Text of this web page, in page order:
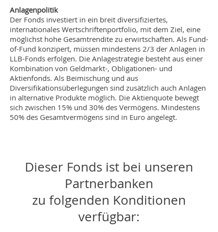
Anlagenpolitik
Der Fonds investiert in ein breit diversifiziertes,
internationales Wertschriftenportfolio, mit dem Ziel, eine
möglichst hohe Gesamtrendite zu erwirtschaften. Als Fund-
of-Fund konzipert, müssen mindestens 2/3 der Anlagen in
LLB-Fonds erfolgen. Die Anlagestrategie besteht aus einer
Kombination von Geldmarkt-, Obligationen- und
Aktienfonds. Als Beimischung und aus
Diversifikationsüberlegungen sind zusätzlich auch Anlagen
in alternative Produkte möglich. Die Aktienquote bewegt
sich zwischen 15% und 30% des Vermögens. Mindestens
50% des Gesamtvermögens sind in Euro angelegt.
Dieser Fonds ist bei unseren
Partnerbanken
zu folgenden Konditionen
verfügbar: